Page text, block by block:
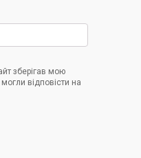
зберігав мою
відповісти на